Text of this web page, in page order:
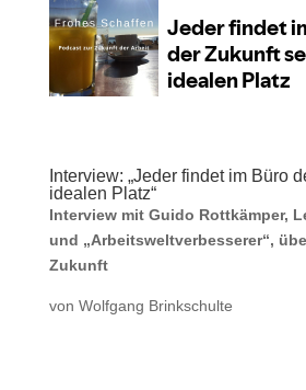
Interview: „Jeder findet im Büro
idealen Platz“
Interview mit Guido Rottkämper,
und „Arbeitsweltverbesserer“,
Zukunft
von Wolfgang Brinkschulte